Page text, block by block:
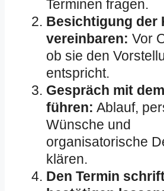
Terminen fragen.
Besichtigung der
vereinbaren: Vor
ob sie den
entspricht.
Gespräch mit
führen: Ablauf,
Wünsche und
organisatorische
klären.
Den Termin